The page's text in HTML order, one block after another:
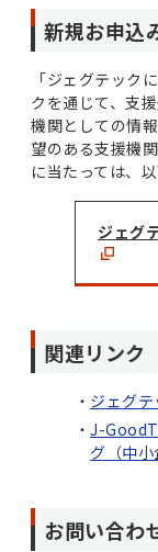
新規お申込
「ジェグテック
クを通じて、支
機関としての情
望のある支援機
に当たっては、
ジェグ
関連リンク
ジェグ
J-
グ（中小
お問い合わ